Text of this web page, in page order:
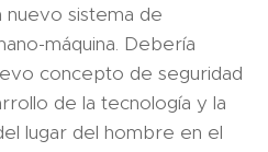
nuevo sistema de
máquina. Debería
concepto de seguridad
de la tecnología y la
lugar del hombre en el